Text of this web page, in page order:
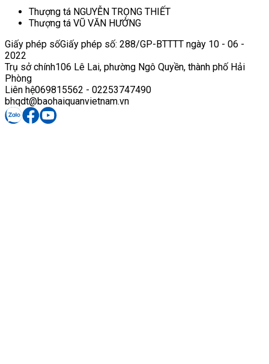
Thượng tá NGUYỄN TRỌNG THIẾT
Thượng tá VŨ VĂN HƯỞNG
Giấy phép sốGiấy phép số: 288/GP-BTTTT ngày 10 - 06 -
2022
Trụ sở chính106 Lê Lai, phường Ngô Quyền, thành phố Hải
Phòng
Liên hệ069815562 - 02253747490
bhqdt@baohaiquanvietnam.vn